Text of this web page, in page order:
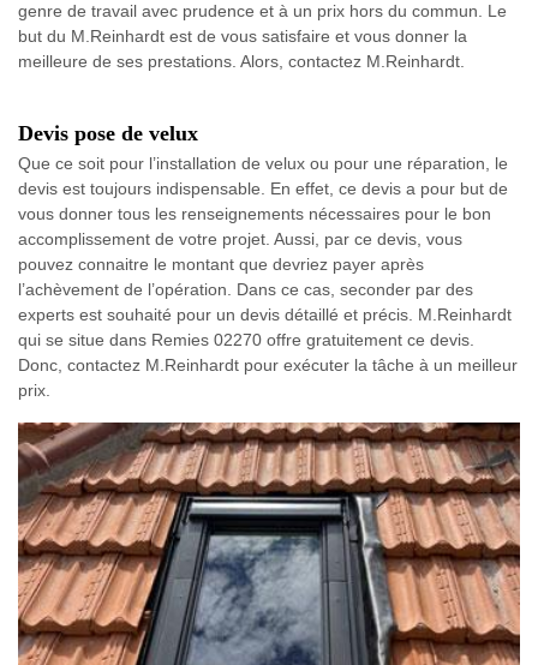
genre de travail avec prudence et à un prix hors du commun. Le
but du M.Reinhardt est de vous satisfaire et vous donner la
meilleure de ses prestations. Alors, contactez M.Reinhardt.
Devis pose de velux
Que ce soit pour l’installation de velux ou pour une réparation, le
devis est toujours indispensable. En effet, ce devis a pour but de
vous donner tous les renseignements nécessaires pour le bon
accomplissement de votre projet. Aussi, par ce devis, vous
pouvez connaitre le montant que devriez payer après
l’achèvement de l’opération. Dans ce cas, seconder par des
experts est souhaité pour un devis détaillé et précis. M.Reinhardt
qui se situe dans Remies 02270 offre gratuitement ce devis.
Donc, contactez M.Reinhardt pour exécuter la tâche à un meilleur
prix.